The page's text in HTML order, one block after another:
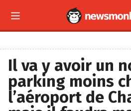

Il va y avoir un
parking moins
l’aéroport de